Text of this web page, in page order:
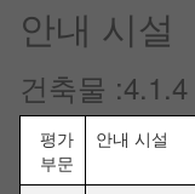
안내 시설
건축물 :4.1.4
평가
부문
안내 시설